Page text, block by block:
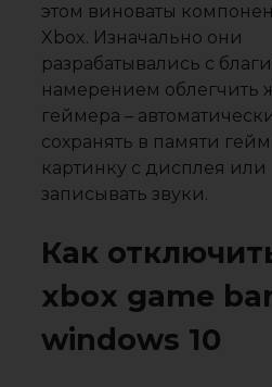
этом виноваты
Xbox. Изначально они
разрабатывались с
намерением облегчить
геймера –
сохранять в памяти
картинку с дисплея или
записывать звуки.
Как
xbox game
windows 10